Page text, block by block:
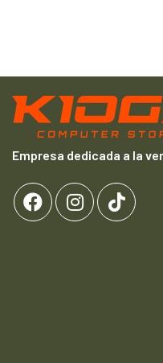
Empresa dedicada a la